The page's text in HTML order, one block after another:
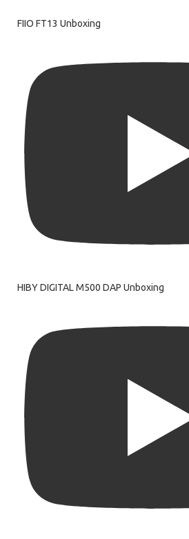
FIIO FT13 Unboxing
HIBY DIGITAL M500 DAP Unboxing